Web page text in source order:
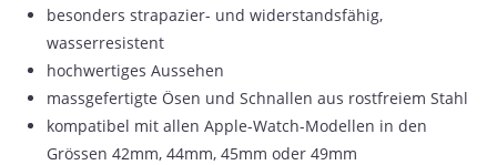
besonders strapazier- und widerstandsfähig,
wasserresistent
hochwertiges Aussehen
massgefertigte Ösen und Schnallen aus rostfreiem Stahl
kompatibel mit allen Apple-Watch-Modellen in den
Grössen 42mm, 44mm, 45mm oder 49mm